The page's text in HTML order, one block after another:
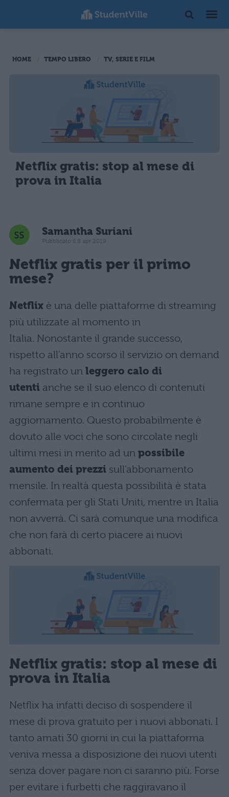
HOME TEMPO LIBERO TV, SERIE E FILM
Netflix gratis: stop al mese di
prova in Italia
Samantha Suriani
Pubblicato il 8 apr 2019
Netflix gratis per il primo
mese?
Netflix è una delle piattaforme di streaming
più utilizzate al momento in
Italia. Nonostante il grande successo,
rispetto all’anno scorso il servizio on demand
ha registrato un leggero calo di
utenti anche se il suo elenco di contenuti
rimane sempre e in continuo
aggiornamento. Questo probabilmente è
dovuto alle voci che sono circolate negli
ultimi mesi in merito ad un possibile
aumento dei prezzi sull’abbonamento
mensile. In realtà questa possibilità è stata
confermata per gli Stati Uniti, mentre in Italia
non avverrà. Ci sarà comunque una modifica
che non farà di certo piacere ai nuovi
abbonati.
Netflix gratis: stop al mese di
prova in Italia
Netflix ha infatti deciso di sospendere il
mese di prova gratuito per i nuovi abbonati. I
tanto amati 30 giorni in cui la piattaforma
veniva messa a disposizione dei nuovi utenti
senza dover pagare non ci saranno più. Forse
per evitare i furbetti che raggiravano il